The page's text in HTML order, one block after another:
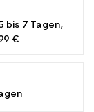
bis 7 Tagen,
€